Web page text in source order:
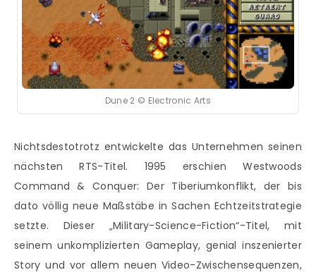
Dune 2 © Electronic Arts
Nichtsdestotrotz entwickelte das Unternehmen seinen
nächsten RTS-Titel. 1995 erschien Westwoods
Command & Conquer: Der Tiberiumkonflikt, der bis
dato völlig neue Maßstäbe in Sachen Echtzeitstrategie
setzte. Dieser „Military-Science-Fiction“-Titel, mit
seinem unkomplizierten Gameplay, genial inszenierter
Story und vor allem neuen Video-Zwischensequenzen,